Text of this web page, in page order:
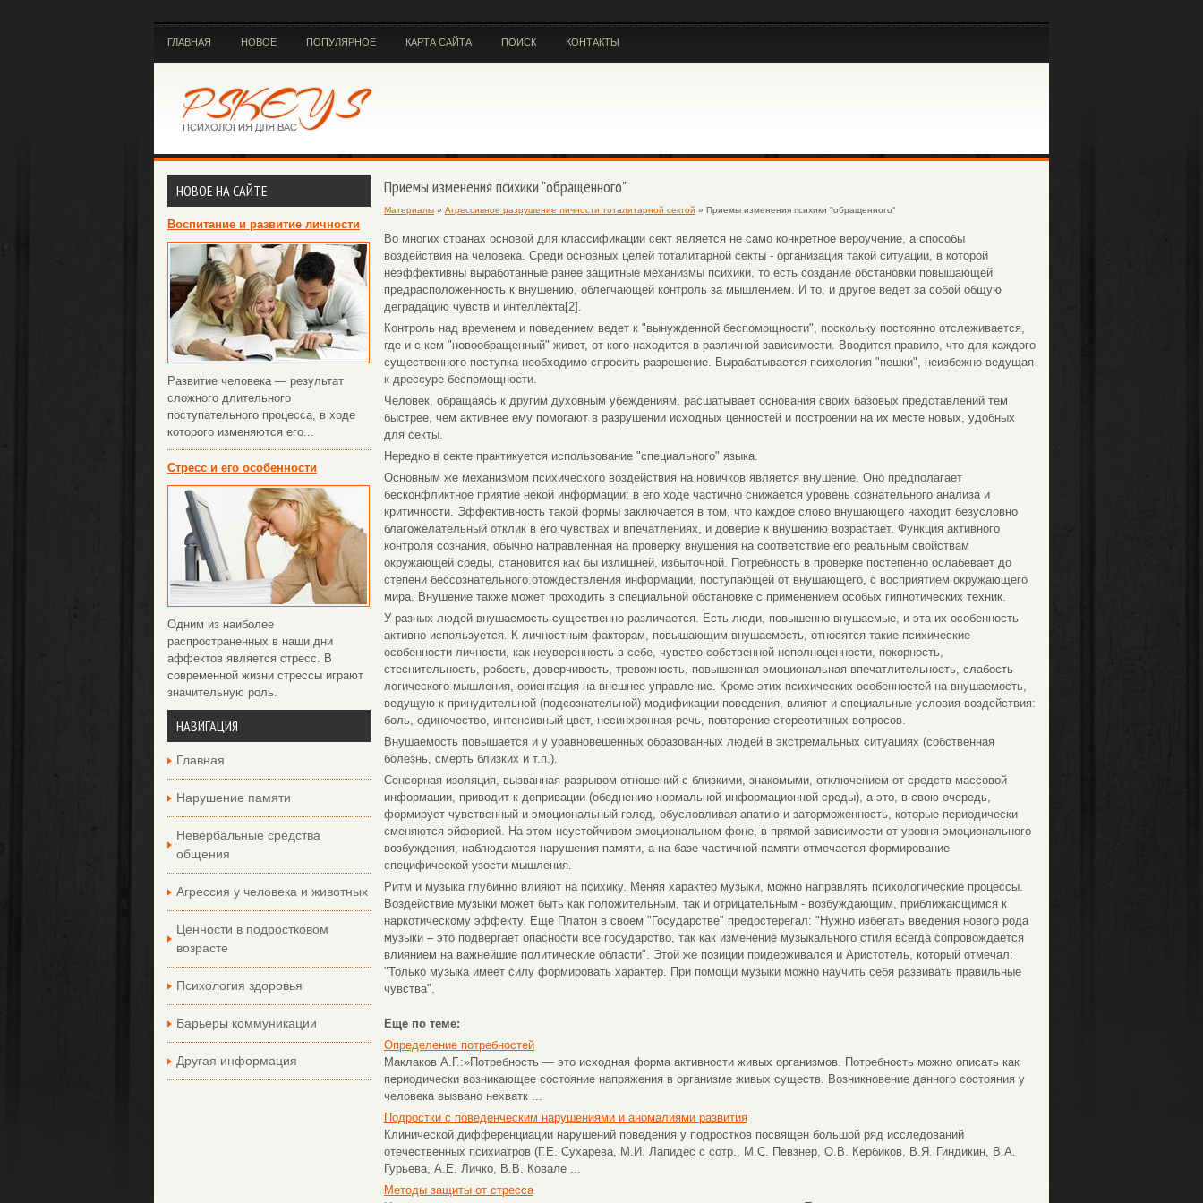
ГЛАВНАЯ НОВОЕ ПОПУЛЯРНОЕ КАРТА САЙТА ПОИСК КОНТАКТЫ
НОВОЕ НА САЙТЕ
Воспитание и развитие личности
Развитие человека — результат
сложного длительного
поступательного процесса, в ходе
которого изменяются его...
Стресс и его особенности
Одним из наиболее
распространенных в наши дни
аффектов является стресс. В
современной жизни стрессы играют
значительную роль.
НАВИГАЦИЯ
Главная
Нарушение памяти
Невербальные средства
общения
Агрессия у человека и животных
Ценности в подростковом
возрасте
Психология здоровья
Барьеры коммуникации
Другая информация
Приемы изменения психики "обращенного"
Материалы » Агрессивное разрушение личности тоталитарной сектой » Приемы изменения психики "обращенного"
Во многих странах основой для классификации сект является не само конкретное вероучение, а способы
воздействия на человека. Среди основных целей тоталитарной секты - организация такой ситуации, в которой
неэффективны выработанные ранее защитные механизмы психики, то есть создание обстановки повышающей
предрасположенность к внушению, облегчающей контроль за мышлением. И то, и другое ведет за собой общую
деградацию чувств и интеллекта[2].
Контроль над временем и поведением ведет к "вынужденной беспомощности", поскольку постоянно отслеживается,
где и с кем "новообращенный" живет, от кого находится в различной зависимости. Вводится правило, что для каждого
существенного поступка необходимо спросить разрешение. Вырабатывается психология "пешки", неизбежно ведущая
к дрессуре беспомощности.
Человек, обращаясь к другим духовным убеждениям, расшатывает основания своих базовых представлений тем
быстрее, чем активнее ему помогают в разрушении исходных ценностей и построении на их месте новых, удобных
для секты.
Нередко в секте практикуется использование "специального" языка.
Основным же механизмом психического воздействия на новичков является внушение. Оно предполагает
бесконфликтное приятие некой информации; в его ходе частично снижается уровень сознательного анализа и
критичности. Эффективность такой формы заключается в том, что каждое слово внушающего находит безусловно
благожелательный отклик в его чувствах и впечатлениях, и доверие к внушению возрастает. Функция активного
контроля сознания, обычно направленная на проверку внушения на соответствие его реальным свойствам
окружающей среды, становится как бы излишней, избыточной. Потребность в проверке постепенно ослабевает до
степени бессознательного отождествления информации, поступающей от внушающего, с восприятием окружающего
мира. Внушение также может проходить в специальной обстановке с применением особых гипнотических техник.
У разных людей внушаемость существенно различается. Есть люди, повышенно внушаемые, и эта их особенность
активно используется. К личностным факторам, повышающим внушаемость, относятся такие психические
особенности личности, как неуверенность в себе, чувство собственной неполноценности, покорность,
стеснительность, робость, доверчивость, тревожность, повышенная эмоциональная впечатлительность, слабость
логического мышления, ориентация на внешнее управление. Кроме этих психических особенностей на внушаемость,
ведущую к принудительной (подсознательной) модификации поведения, влияют и специальные условия воздействия:
боль, одиночество, интенсивный цвет, несинхронная речь, повторение стереотипных вопросов.
Внушаемость повышается и у уравновешенных образованных людей в экстремальных ситуациях (собственная
болезнь, смерть близких и т.п.).
Сенсорная изоляция, вызванная разрывом отношений с близкими, знакомыми, отключением от средств массовой
информации, приводит к депривации (обеднению нормальной информационной среды), а это, в свою очередь,
формирует чувственный и эмоциональный голод, обусловливая апатию и заторможенность, которые периодически
сменяются эйфорией. На этом неустойчивом эмоциональном фоне, в прямой зависимости от уровня эмоционального
возбуждения, наблюдаются нарушения памяти, а на базе частичной памяти отмечается формирование
специфической узости мышления.
Ритм и музыка глубинно влияют на психику. Меняя характер музыки, можно направлять психологические процессы.
Воздействие музыки может быть как положительным, так и отрицательным - возбуждающим, приближающимся к
наркотическому эффекту. Еще Платон в своем "Государстве" предостерегал: "Нужно избегать введения нового рода
музыки – это подвергает опасности все государство, так как изменение музыкального стиля всегда сопровождается
влиянием на важнейшие политические области". Этой же позиции придерживался и Аристотель, который отмечал:
"Только музыка имеет силу формировать характер. При помощи музыки можно научить себя развивать правильные
чувства".
Еще по теме:
Определение потребностей
Маклаков А.Г.:»Потребность — это исходная форма активности живых организмов. Потребность можно описать как
периодически возникающее состояние напряжения в организме живых существ. Возникновение данного состояния у
человека вызвано нехватк ...
Подростки с поведенческим нарушениями и аномалиями развития
Клинической дифференциации нарушений поведения у подростков посвящен большой ряд исследований
отечественных психиатров (Г.Е. Сухарева, М.И. Лапидес с сотр., М.С. Певзнер, О.В. Кербиков, В.Я. Гиндикин, В.А.
Гурьева, А.Е. Личко, В.В. Ковале ...
Методы защиты от стресса